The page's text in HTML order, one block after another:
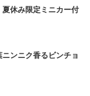
休み限定ミニカー付
ンニク香るビンチョ